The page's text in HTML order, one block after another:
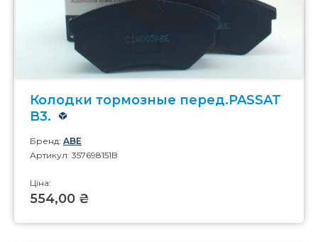
Колодки тормозные перед.PASSAT
B3.
Бренд: ABE
Артикул: 357698151B
Ціна:
554,00 ₴